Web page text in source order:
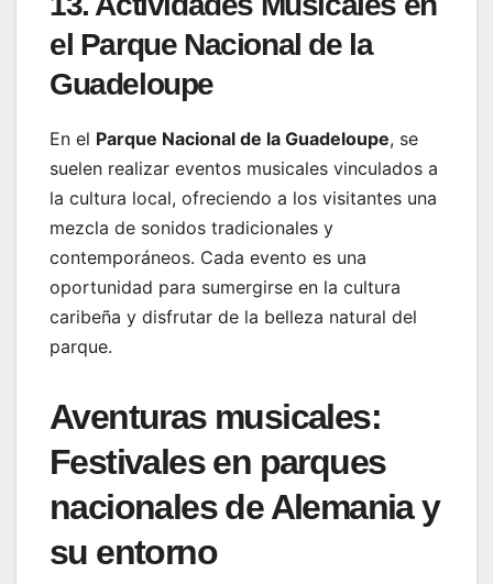
el Parque Nacional de la
Guadeloupe
En el Parque Nacional de la Guadeloupe, se
suelen realizar eventos musicales vinculados a
la cultura local, ofreciendo a los visitantes una
mezcla de sonidos tradicionales y
contemporáneos. Cada evento es una
oportunidad para sumergirse en la cultura
caribeña y disfrutar de la belleza natural del
parque.
Aventuras musicales:
Festivales en parques
nacionales de Alemania y
su entorno